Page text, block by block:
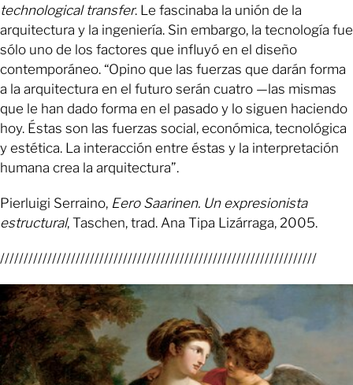
technological transfer. Le fascinaba la unión de la
arquitectura y la ingeniería. Sin embargo, la tecnología fue
sólo uno de los factores que influyó en el diseño
contemporáneo. “Opino que las fuerzas que darán forma
a la arquitectura en el futuro serán cuatro —las mismas
que le han dado forma en el pasado y lo siguen haciendo
hoy. Éstas son las fuerzas social, económica, tecnológica
y estética. La interacción entre éstas y la interpretación
humana crea la arquitectura”.
Pierluigi Serraino, Eero Saarinen. Un expresionista
estructural, Taschen, trad. Ana Tipa Lizárraga, 2005.
///////////////////////////////////////////////////////////////////